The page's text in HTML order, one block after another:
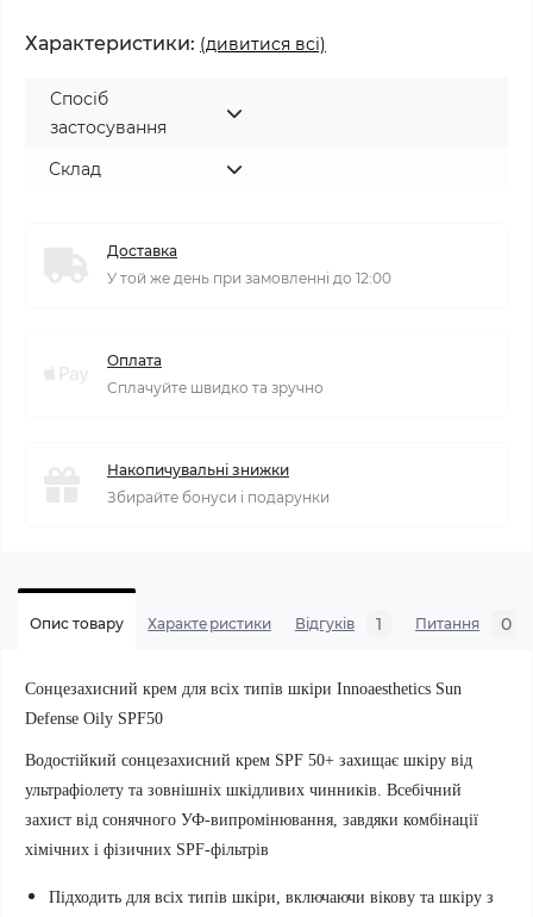
Характеристики: (дивитися всі)
Спосіб
застосування
Склад
Доставка
У той же день при замовленні до 12:00
Оплата
Сплачуйте швидко та зручно
Накопичувальні знижки
Збирайте бонуси і подарунки
Опис товару Характеристики Відгуків 1 Питання 0
Сонцезахисний крем для всіх типів шкіри Innoaesthetics Sun
Defense Oily SPF50
Водостійкий сонцезахисний крем SPF 50+ захищає шкіру від
ультрафіолету та зовнішніх шкідливих чинників. Всебічний
захист від сонячного УФ-випромінювання, завдяки комбінації
хімічних і фізичних SPF-фільтрів
Підходить для всіх типів шкіри, включаючи вікову та шкіру з